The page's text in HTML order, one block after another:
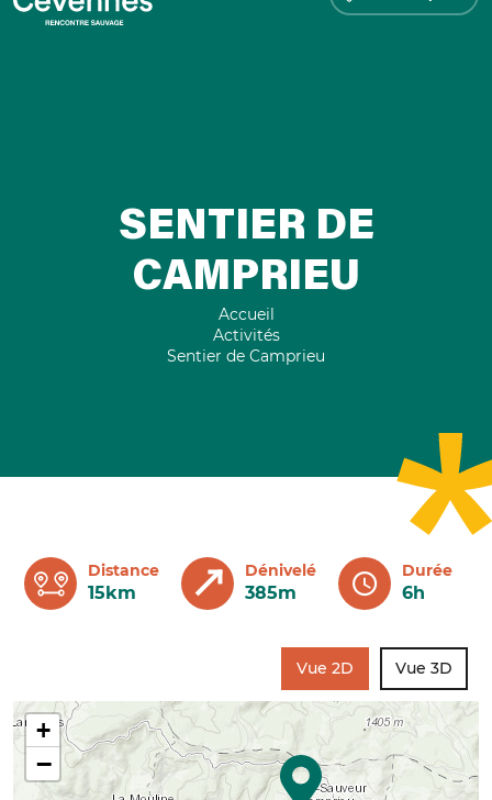
SENTIER DE
CAMPRIEU
Accueil
Activités
Sentier de Camprieu
Distance
15km
Dénivelé
385m
Durée
6h
Vue 2D Vue 3D
+
−